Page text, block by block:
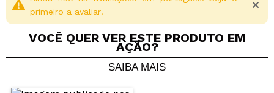
Vegan.
Cruelty free.
primeiro a avaliar!
VOCÊ QUER VER ESTE PRODUTO EM
AÇÃO?
SAIBA MAIS